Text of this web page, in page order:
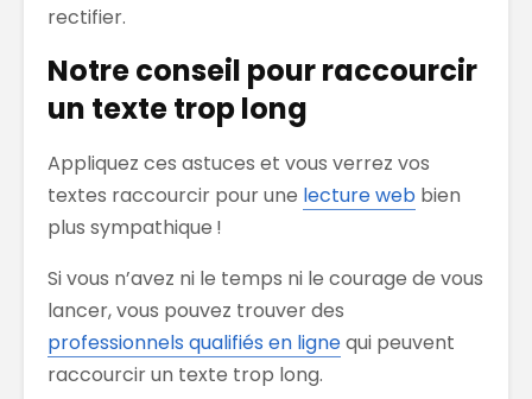
rectifier.
Notre conseil pour raccourcir
un texte trop long
Appliquez ces astuces et vous verrez vos
textes raccourcir pour une lecture web bien
plus sympathique !
Si vous n’avez ni le temps ni le courage de vous
lancer, vous pouvez trouver des
professionnels qualifiés en lignequi peuvent
raccourcir un texte trop long.